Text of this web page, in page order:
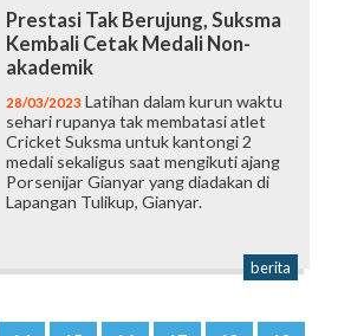
Prestasi Tak Berujung, Suksma
Kembali Cetak Medali Non-
akademik
28/03/2023 Latihan dalam kurun waktu
sehari rupanya tak membatasi atlet
Cricket Suksma untuk kantongi 2
medali sekaligus saat mengikuti ajang
Porsenijar Gianyar yang diadakan di
Lapangan Tulikup, Gianyar.
berita